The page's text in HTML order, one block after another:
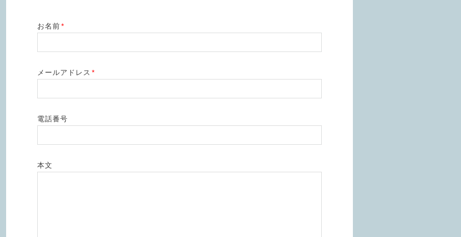
お名前*
メールアドレス *
電話番号
本文